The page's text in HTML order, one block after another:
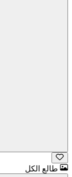
طالع الكل